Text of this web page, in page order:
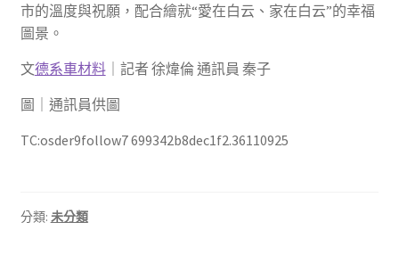
市的溫度與祝願，配合繪就“愛在白云、家在白云”的幸福
圖景。
文德系車材料｜記者 徐煒倫 通訊員 秦子
圖｜通訊員供圖
TC:osder9follow7 699342b8dec1f2.36110925
分類: 未分類